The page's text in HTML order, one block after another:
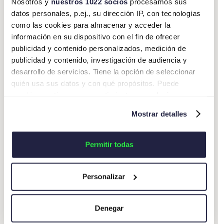
datos personales, p.ej., su dirección IP, con tecnologías
como las cookies para almacenar y acceder la
información en su dispositivo con el fin de ofrecer
publicidad y contenido personalizados, medición de
publicidad y contenido, investigación de audiencia y
desarrollo de servicios. Tiene la opción de seleccionar
quién usa sus datos y con qué propósitos. Puede
Si lo permite, también quisiéramos:
geográfica que puede tener una precisión de varios
Identificar su dispositivo analizándolo activamente
Mostrar detalles
Permitir todas
Personalizar
Denegar
Pérdida de productividad.
Frustración en el equipo.
Las plataformas en 2026 deberán ser tan intuitivas
como cualquier app de consumo, la experiencia del
usuario deja de ser un tema estético y se convierte en
un indicador directo de eficiencia operativa. Porque si
el colaborador batalla, la empresa pierde tiempo
¿Dónde encaja Okticket en
esta revolución digital?
En medio de esta transformación, las empresas
necesitan más que una plataforma de registro de
gastos corporativos: necesitan un ecosistema que